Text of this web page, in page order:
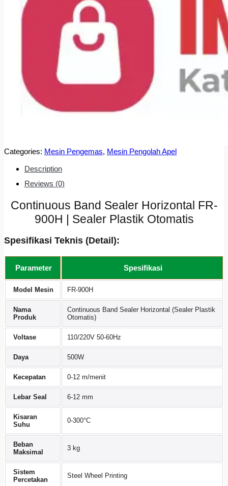
Categories: Mesin Pengemas, Mesin Pengolah Apel
Description
Reviews (0)
Continuous Band Sealer Horizontal FR-
900H | Sealer Plastik Otomatis
Spesifikasi Teknis (Detail):
Parameter Spesifikasi
Model Mesin FR-900H
Nama
Produk
Continuous Band Sealer Horizontal (Sealer Plastik
Otomatis)
Voltase 110/220V 50-60Hz
Daya 500W
Kecepatan 0-12 m/menit
Lebar Seal 6-12 mm
Kisaran
Suhu
0-300°C
Beban
Maksimal
3 kg
Sistem
Percetakan
Steel Wheel Printing